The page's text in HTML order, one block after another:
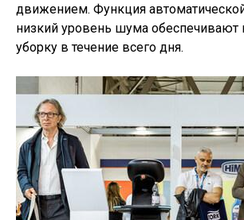
движением. Функция
низкий уровень шума
уборку в течение всего дня.